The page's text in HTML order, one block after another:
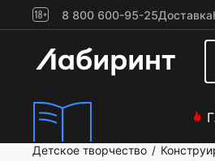
8 800 600-95-25Доставка
Детское творчество /